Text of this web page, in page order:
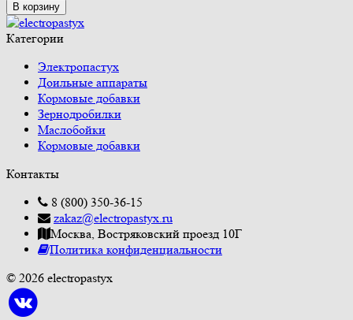
В корзину
Категории
Электропастух
Доильные аппараты
Кормовые добавки
Зернодробилки
Маслобойки
Кормовые добавки
Контакты
8 (800) 350-36-15
zakaz@electropastyx.ru
Москва, Востряковский проезд 10Г
Политика конфиденциальности
© 2026 electropastyx